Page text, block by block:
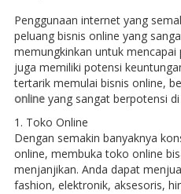
Penggunaan internet yang
peluang bisnis online yang
memungkinkan untuk mencapai
juga memiliki potensi
tertarik memulai bisnis online,
onlineyang sangat berpotensi
1. Toko Online
Dengan semakin banyaknya
online, membuka toko online
menjanjikan. Anda dapat
fashion, elektronik, aksesoris,